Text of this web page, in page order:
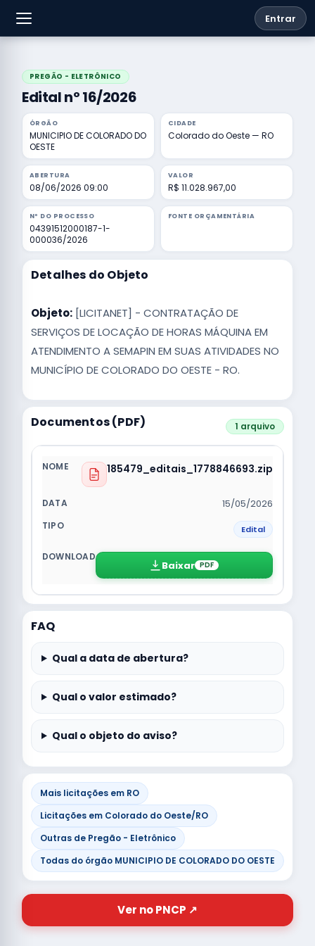
Entrar
PREGÃO - ELETRÔNICO
Edital nº 16/2026
ÓRGÃO
MUNICIPIO DE COLORADO DO
OESTE
CIDADE
Colorado do Oeste — RO
ABERTURA
08/06/2026 09:00
VALOR
R$ 11.028.967,00
Nº DO PROCESSO
04391512000187-1-
000036/2026
FONTE ORÇAMENTÁRIA
Detalhes do Objeto
Objeto: [LICITANET] - CONTRATAÇÃO DE
SERVIÇOS DE LOCAÇÃO DE HORAS MÁQUINA EM
ATENDIMENTO A SEMAPIN EM SUAS ATIVIDADES NO
MUNICÍPIO DE COLORADO DO OESTE - RO.
Documentos (PDF) 1 arquivo
185479_editais_1778846693.zip
15/05/2026
Edital
Baixar PDF
FAQ
Qual a data de abertura?
Qual o valor estimado?
Qual o objeto do aviso?
Mais licitações em RO
Licitações em Colorado do Oeste/RO
Outras de Pregão - Eletrônico
Todas do órgão MUNICIPIO DE COLORADO DO OESTE
Ver no PNCP ↗